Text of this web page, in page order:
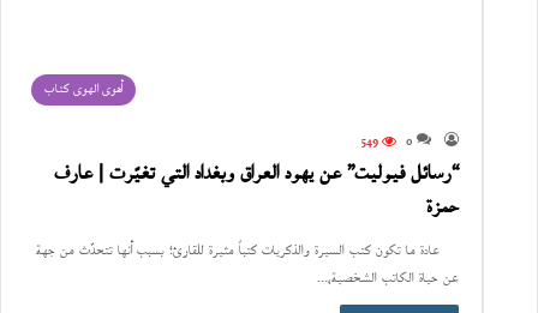
أهوى الهوى كتاب
0
549
“رسائل فيوليت” عن يهود العراق وبغداد التي تغيّرت | عارف
حمزة
عادة ما تكون كتب السيرة والذكريات كتباً مثيرة للقارئ؛ بسبب أنها تتحدّث من جهة
عن حياة الكاتب الشخصية،…